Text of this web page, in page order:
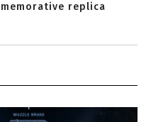
replica